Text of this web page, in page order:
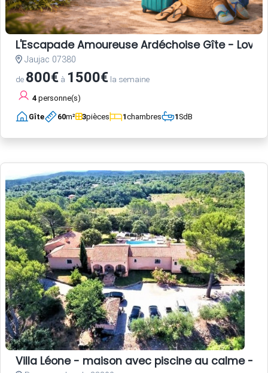
L'Escapade Amoureuse Ardéchoise Gîte -
Jaujac 07380
de 800€ à 1500€ la semaine
4 personne(s)
Gîte 60m² 3pièces 1chambres 1SdB
Villa Léone - maison avec piscine au calme -